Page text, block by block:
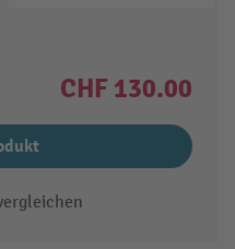
CHF 130.00